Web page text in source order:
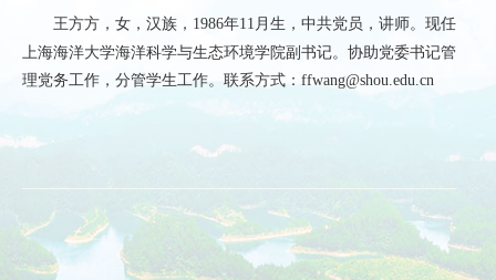
科学研究
学生工作
管理服务
王方方，女，汉族， 1986年11 月生，中共党员，讲师。 现任
上海海洋大学海洋科学与生态环境学院副书记。协助党委书记管
理党务工作，分管学生工作。联系方式： ffwang@shou.edu.cn